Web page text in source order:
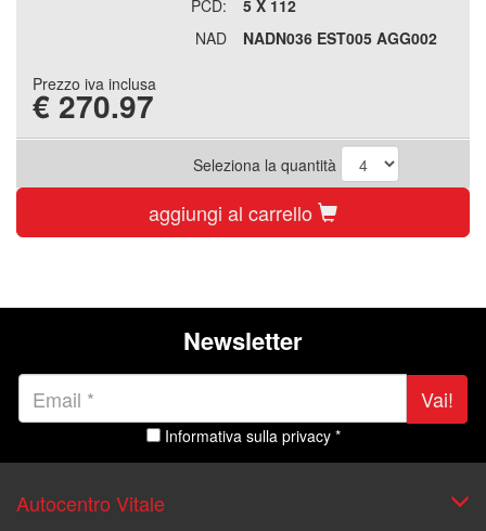
PCD:
5 X 112
NAD
NADN036 EST005 AGG002
Prezzo iva inclusa
€ 270.97
Seleziona la quantità
aggiungi al carrello
Newsletter
Vai!
Informativa sulla privacy *
Autocentro Vitale